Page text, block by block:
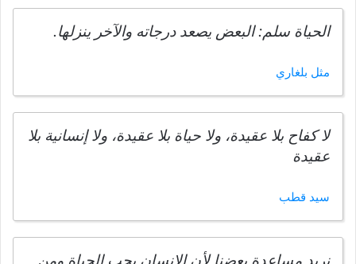
الحياة سلم: البعض يصعد درجاته والآخر ينزلها.
مثل بلغاري
لا كفاح بلا عقيدة، ولا حياة بلا عقيدة، ولا إنسانية بلا
عقيدة
سيد قطب
نريد مساعدة بعضنا لأن الانسان يحب الحياة ومن